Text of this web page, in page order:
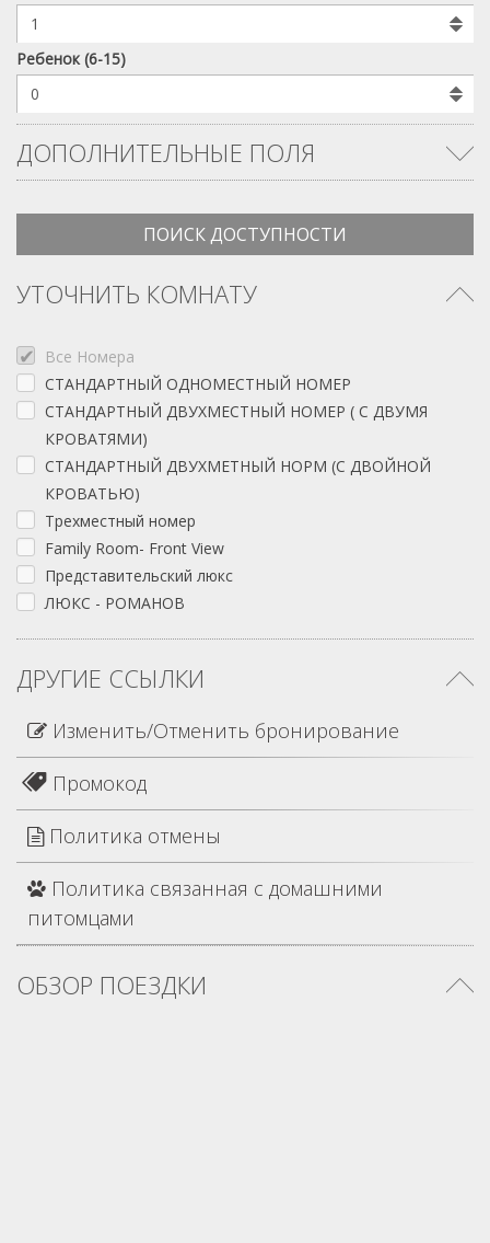
Ребенок (6-15)
ДОПОЛНИТЕЛЬНЫЕ ПОЛЯ
УТОЧНИТЬ КОМНАТУ
Все Номера
СТАНДАРТНЫЙ ОДНОМЕСТНЫЙ НОМЕР
СТАНДАРТНЫЙ ДВУХМЕСТНЫЙ НОМЕР ( С ДВУМЯ
КРОВАТЯМИ)
СТАНДАРТНЫЙ ДВУХМЕТНЫЙ НОРМ (С ДВОЙНОЙ
КРОВАТЬЮ)
Трехместный номер
Family Room- Front View
Представительский люкс
ЛЮКС - РОМАНОВ
ДРУГИЕ ССЫЛКИ
Изменить/Отменить бронирование
Промокод
Политика отмены
Политика связанная с домашними
питомцами
ОБЗОР ПОЕЗДКИ